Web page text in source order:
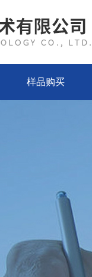
样品购买